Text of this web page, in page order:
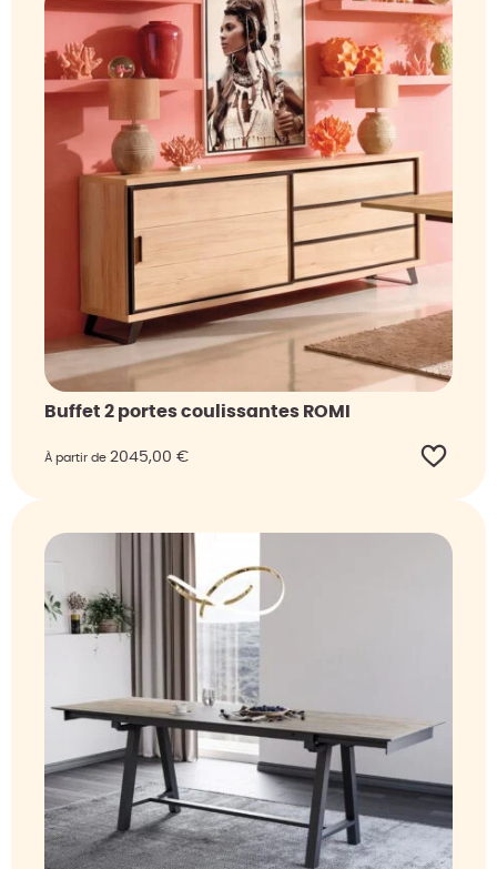
Buffet 2 portes coulissantes ROMI
À partir de 2045,00 €